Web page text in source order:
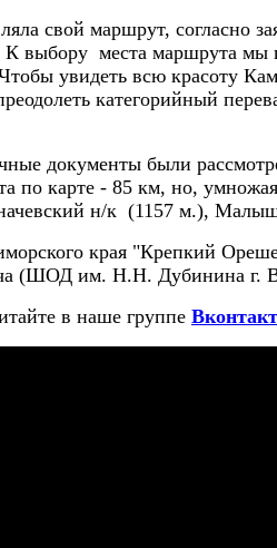
свой маршрут, согласно
выбору места маршрута мы
увидеть всю красоту
категорийный
документы были
по карте - 85 км, но,
н/к (1157 м.),
края "Крепкий
(ШОД им. Н.Н. Дубинина г.
в наше группе